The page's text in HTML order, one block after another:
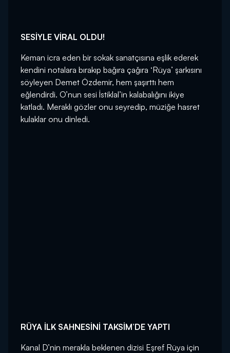
SESİYLE VİRAL OLDU!
Keman icra eden bir sokak sanatçısına eşlik ederek
kendini notalara bırakıp bağıra çağıra ‘Rüya’ şarkısını
söyleyen Demet Özdemir, hem şaşırttı hem
eğlendirdi. O’nun sesi İstiklal’in kalabalığını ikiye
katladı. Meraklı gözler onu seyredip, müziğe hasret
kulaklar onu dinledi.
RÜYA İLK SAHNESİNİ TAKSİM’DE YAPTI
Kanal D’nin merakla beklenen dizisi Eşref Rüya için